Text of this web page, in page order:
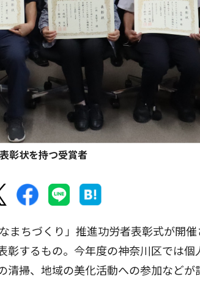
表彰状を持つ受賞者
ちづくり」推進功労者表彰式が開催
彰するもの。今年度の神奈川区では個
掃、地域の美化活動への参加などが